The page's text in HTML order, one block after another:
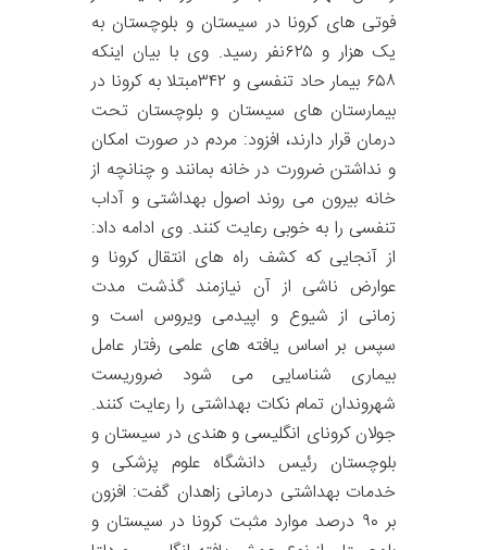
فوتی های کرونا در سیستان و بلوچستان به
یک هزار و ۶۲۵نفر رسید. وی با بیان اینکه
۶۵۸ بیمار حاد تنفسی و ۳۴۲مبتلا به کرونا در
بیمارستان های سیستان و بلوچستان تحت
درمان قرار دارند، افزود: مردم در صورت امکان
و نداشتن ضرورت در خانه بمانند و چنانچه از
خانه بیرون می روند اصول بهداشتی و آداب
تنفسی را به خوبی رعایت کنند. وی ادامه داد:
از آنجایی که کشف راه های انتقال کرونا و
عوارض ناشی از آن نیازمند گذشت مدت
زمانی از شیوع و اپیدمی ویروس است و
سپس بر اساس یافته های علمی رفتار عامل
بیماری شناسایی می شود ضروریست
شهروندان تمام نکات بهداشتی را رعایت کنند.
جولان کرونای انگلیسی و هندی در سیستان و
بلوچستان رئیس دانشگاه علوم پزشکی و
خدمات بهداشتی درمانی زاهدان گفت: افزون
بر ۹۰ درصد موارد مثبت کرونا در سیستان و